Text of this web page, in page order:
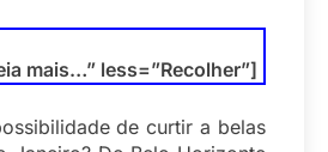
mais…” less=”Recolher”]
de curtir a belas